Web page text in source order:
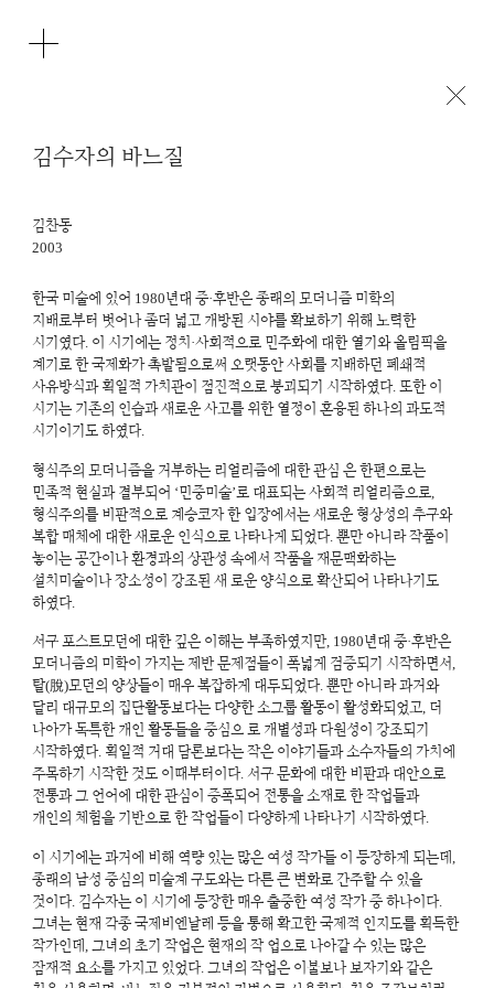
김수자의 바느질
김찬동
2003
한국 미술에 있어 1980년대 중·후반은 종래의 모더니즘 미학의
지배로부터 벗어나 좀더 넓고 개방된 시야를 확보하기 위해 노력한
시기였다. 이 시기에는 정치·사회적으로 민주화에 대한 열기와 올림픽을
계기로 한 국제화가 촉발됨으로써 오랫동안 사회를 지배하던 폐쇄적
사유방식과 획일적 가치관이 점진적으로 붕괴되기 시작하였다. 또한 이
시기는 기존의 인습과 새로운 사고를 위한 열정이 혼융된 하나의 과도적
시기이기도 하였다.
형식주의 모더니즘을 거부하는 리얼리즘에 대한 관심 은 한편으로는
민족적 현실과 결부되어 ‘민중미술’로 대표되는 사회적 리얼리즘으로,
형식주의를 비판적으로 계승코자 한 입장에서는 새로운 형상성의 추구와
복합 매체에 대한 새로운 인식으로 나타나게 되었다. 뿐만 아니라 작품이
놓이는 공간이나 환경과의 상관성 속에서 작품을 재문맥화하는
설치미술이나 장소성이 강조된 새 로운 양식으로 확산되어 나타나기도
하였다.
서구 포스트모던에 대한 깊은 이해는 부족하였지만, 1980년대 중·후반은
모더니즘의 미학이 가지는 제반 문제점들이 폭넓게 검증되기 시작하면서,
탈(脫)모던의 양상들이 매우 복잡하게 대두되었다. 뿐만 아니라 과거와
달리 대규모의 집단활동보다는 다양한 소그룹 활동이 활성화되었고, 더
나아가 독특한 개인 활동들을 중심으 로 개별성과 다원성이 강조되기
시작하였다. 획일적 거대 담론보다는 작은 이야기들과 소수자들의 가치에
주목하기 시작한 것도 이때부터이다. 서구 문화에 대한 비판과 대안으로
전통과 그 언어에 대한 관심이 증폭되어 전통을 소재로 한 작업들과
개인의 체험을 기반으로 한 작업들이 다양하게 나타나기 시작하였다.
이 시기에는 과거에 비해 역량 있는 많은 여성 작가들 이 등장하게 되는데,
종래의 남성 중심의 미술계 구도와는 다른 큰 변화로 간주할 수 있을
것이다. 김수자는 이 시기에 등장한 매우 출중한 여성 작가 중 하나이다.
그녀는 현재 각종 국제비엔날레 등을 통해 확고한 국제적 인지도를 획득한
작가인데, 그녀의 초기 작업은 현재의 작 업으로 나아갈 수 있는 많은
잠재적 요소를 가지고 있었다. 그녀의 작업은 이불보나 보자기와 같은